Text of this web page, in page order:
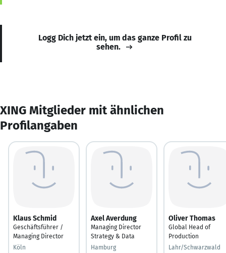
Logg Dich jetzt ein, um das ganze Profil zu
sehen.
XING Mitglieder mit ähnlichen
Profilangaben
Klaus Schmid
Geschäftsführer /
Managing Director
Köln
Axel Averdung
Managing Director
Strategy & Data
Hamburg
Oliver Thomas
Global Head of
Production
Lahr/Schwarzwald